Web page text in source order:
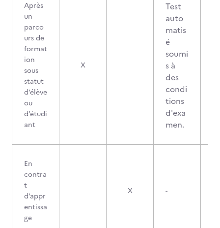
Après
un
parco
urs de
format
ion
sous
statut
d’élève
ou
d’étudi
ant
X
Test
auto
matis
é
soumi
s à
des
condi
tions
d'exa
men.
En
contra
t
d’appr
entissa
ge
X -